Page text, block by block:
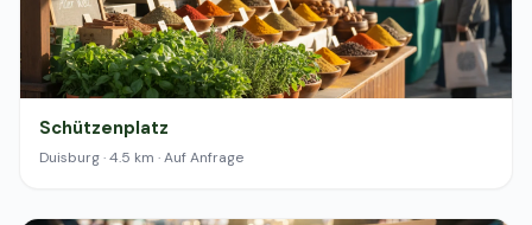
Schützenplatz
Duisburg · 4.5 km · Auf Anfrage